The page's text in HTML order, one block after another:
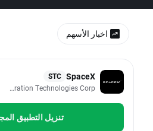
SpaceX
STC
Technologies Corp
تنزيل التطبيق
اخبار الأسهم